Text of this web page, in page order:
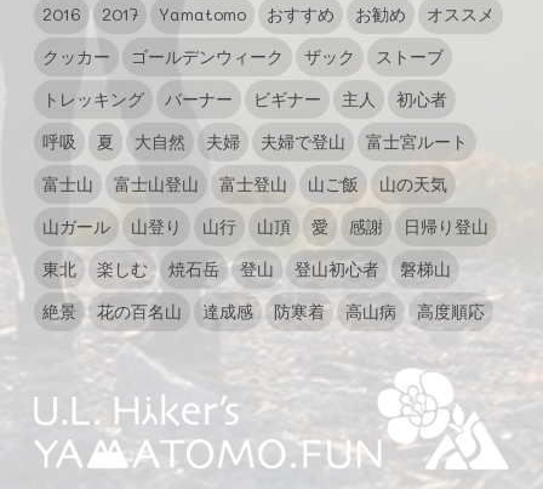
2016 2017 Yamatomo おすすめ お勧め
オススメ
クッカー
ゴールデンウィーク ザック
ストーブ
トレッキング
バーナー ビギナー 主人
初心者
呼吸
夏 大自然 夫婦 夫婦で登山
富士宮ルート
富士山
富士山登山 富士登山 山ご飯
山の天気
山ガール
山登り 山行 山頂 愛 感謝
日帰り登山
東北
楽しむ 焼石岳 登山 登山初心者
磐梯山
絶景
花の百名山 達成感 防寒着 高山病 高度順応